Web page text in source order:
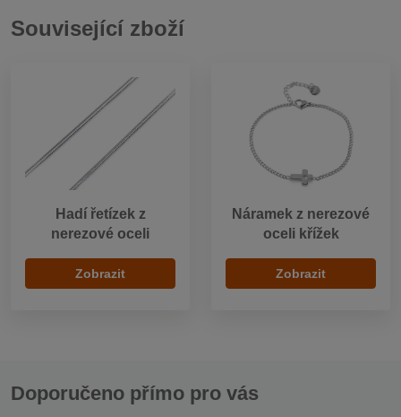
Související zboží
Hadí řetízek z
nerezové oceli
Zobrazit
Náramek z nerezové
oceli křížek
Zobrazit
Doporučeno přímo pro vás